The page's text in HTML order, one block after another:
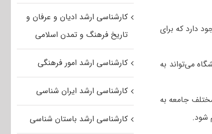
دارد که برای
می‌تواند به
جامعه به
شود.
کارشناسی ارشد ادیان و عرفان و
تاریخ فرهنگ و تمدن اسلامی
کارشناسی ارشد امور فرهنگی
کارشناسی ارشد ایران شناسی
کارشناسی ارشد باستان شناسی